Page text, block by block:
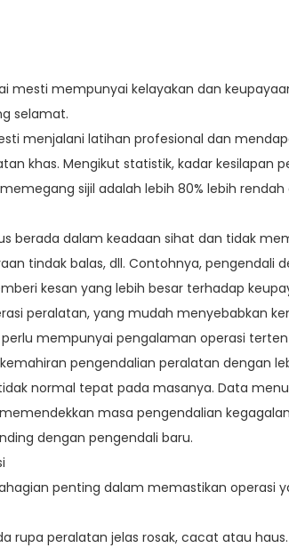
mesti mempunyai kelayakan dan
selamat.
menjalani latihan profesional dan
khas. Mengikut statistik, kadar kesilapan
sijil adalah lebih 80% lebih
berada dalam keadaan sihat dan tidak
tindak balas, dll. Contohnya, pengendali
kesan yang lebih besar terhadap
peralatan, yang mudah menyebabkan
mempunyai pengalaman operasi
pengendalian peralatan dengan
normal tepat pada masanya. Data
masa pengendalian
dengan pengendali baru.
penting dalam memastikan operasi
rupa peralatan jelas rosak, cacat atau